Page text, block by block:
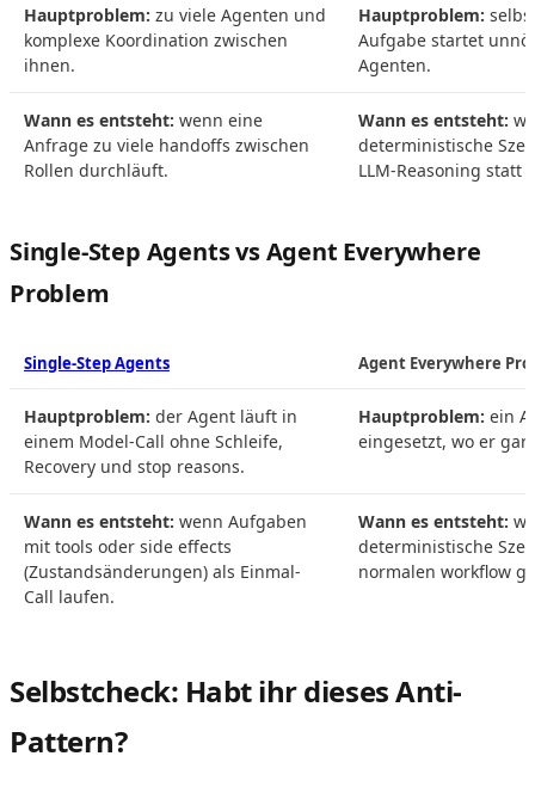
Hauptproblem: zu viele Agenten und
komplexe Koordination zwischen
ihnen.
Hauptproblem:
Aufgabe startet
Agenten.
Wann es entsteht: wenn eine
Anfrage zu viele handoffs zwischen
Rollen durchläuft.
Wann es entsteht:
deterministische
LLM-Reasoning statt
Single-Step Agents vs Agent Everywhere
Problem
Single-Step Agents Agent Everywhere
Hauptproblem: der Agent läuft in
einem Model-Call ohne Schleife,
Recovery und stop reasons.
Hauptproblem: ein
eingesetzt, wo er
Wann es entsteht: wenn Aufgaben
mit tools oder side effects
(Zustandsänderungen) als Einmal-
Call laufen.
Wann es entsteht:
deterministische
normalen workflow
Selbstcheck: Habt ihr dieses Anti-
Pattern?